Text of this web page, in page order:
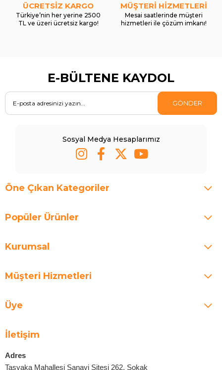
ÜCRETSİZ KARGO
Türkiye’nin her yerine 2500
TL ve üzeri ücretsiz kargo!
MÜŞTERİ HİZMETLERİ
Mesai saatlerinde müşteri
hizmetleri ile çözüm imkanı!
E-BÜLTENE KAYDOL
GÖNDER
Sosyal Medya Hesaplarımız
Öne Çıkan Kategoriler
Popüler Ürünler
Kurumsal
Müşteri Hizmetleri
Üye
İletişim
Adres
Taşyaka Mahallesi Sanayi Sitesi 262. Sokak